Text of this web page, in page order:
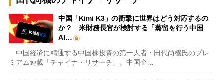
中国「Kimi K3」の衝撃に世界はどう対応するの
か？ 米財務長官が検討する「蒸留を行う中国
AI…
中国経済に精通する中国株投資の第一人者・田代尚機氏のプレ
ミアム連載「チャイナ・リサーチ」。中国企…